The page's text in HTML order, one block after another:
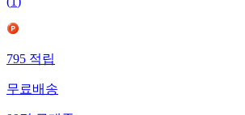
(1)
795적립
무료배송